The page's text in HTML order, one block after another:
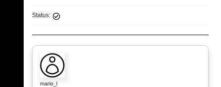
Status:
mario_l